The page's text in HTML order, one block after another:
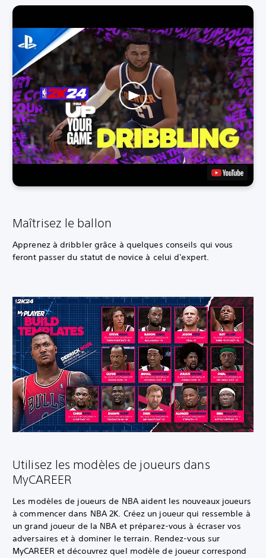
Maîtrisez le ballon
Apprenez à dribbler grâce à quelques conseils qui vous
feront passer du statut de novice à celui d'expert.
Utilisez les modèles de joueurs dans
MyCAREER
Les modèles de joueurs de NBA aident les nouveaux joueurs
à commencer dans NBA 2K. Créez un joueur qui ressemble à
un grand joueur de la NBA et préparez-vous à écraser vos
adversaires et à dominer le terrain. Rendez-vous sur
MyCAREER et découvrez quel modèle de joueur correspond